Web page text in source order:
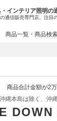
インテリア照明の
通信販売専門店。注目
商品一覧・商品検
商品合計金額が2
縄本島は除く、沖
DOWN